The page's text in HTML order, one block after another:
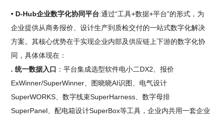
• D-Hub企业数字化协同平台:通过“工具+数据+平台”的形式，为
企业提供从商务报价、设计生产到质检交付的一站式数字化解决
方案。其核心优势在于实现企业内部及供应链上下游的数字化协
同，具体体现在：
. 统一数据入口 ：平台集成选型软件电小二DX2、报价
ExWinner/SuperWinner、图晓晓AI识图、电气设计
SuperWORKS、数字线束SuperHarness、数字母排
SuperPanel、配电箱设计SuperBox等工具，企业内共用一套企业